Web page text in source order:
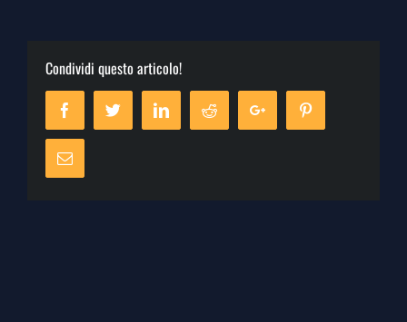
Condividi questo articolo!
FacebookTwitterLinkedinReddit Google+
Email